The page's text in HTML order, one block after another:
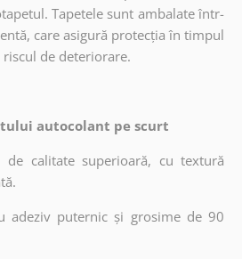
Tapetele sunt ambalate într-
care asigură protecția în timpul
de deteriorare.
autocolant pe scurt
calitate superioară, cu textură
adeziv puternic și grosime de 90